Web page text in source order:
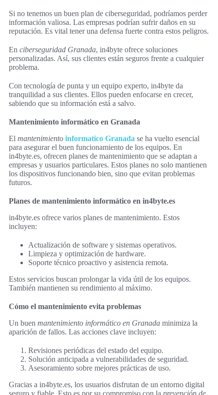
Si no tenemos un buen plan de ciberseguridad, podríamos perder
información valiosa. Las empresas podrían sufrir daños en su
reputación. Es vital tener una defensa fuerte contra estos peligros.
En ciberseguridad Granada, in4byte ofrece soluciones
personalizadas. Así, sus clientes están seguros frente a cualquier
problema.
Con tecnología de punta y un equipo experto, in4byte da
tranquilidad a sus clientes. Ellos pueden enfocarse en crecer,
sabiendo que su información está a salvo.
Mantenimiento informático en Granada
El mantenimiento informatico Granada se ha vuelto esencial
para asegurar el buen funcionamiento de los equipos. En
in4byte.es, ofrecen planes de mantenimiento que se adaptan a
empresas y usuarios particulares. Estos planes no solo mantienen
los dispositivos funcionando bien, sino que evitan problemas
futuros.
Planes de mantenimiento informático en in4byte.es
in4byte.es ofrece varios planes de mantenimiento. Estos
incluyen:
Actualización de software y sistemas operativos.
Limpieza y optimización de hardware.
Soporte técnico proactivo y asistencia remota.
Estos servicios buscan prolongar la vida útil de los equipos.
También mantienen su rendimiento al máximo.
Cómo el mantenimiento evita problemas
Un buen mantenimiento informático en Granada minimiza la
aparición de fallos. Las acciones clave incluyen:
Revisiones periódicas del estado del equipo.
Solución anticipada a vulnerabilidades de seguridad.
Asesoramiento sobre mejores prácticas de uso.
Gracias a in4byte.es, los usuarios disfrutan de un entorno digital